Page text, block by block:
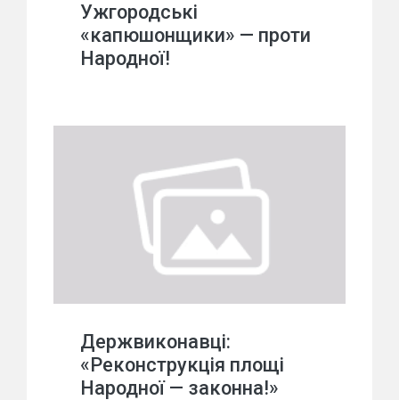
Ужгородські
«капюшонщики» — проти
Народної!
Держвиконавці:
«Реконструкція площі
Народної — законна!»